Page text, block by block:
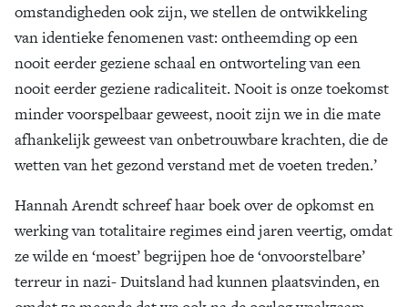
omstandigheden ook zijn, we stellen de ontwikkeling
van identieke fenomenen vast: ontheemding op een
nooit eerder geziene schaal en ontworteling van een
nooit eerder geziene radicaliteit. Nooit is onze toekomst
minder voorspelbaar geweest, nooit zijn we in die mate
afhankelijk geweest van onbetrouwbare krachten, die de
wetten van het gezond verstand met de voeten treden.’
Hannah Arendt schreef haar boek over de opkomst en
werking van totalitaire regimes eind jaren veertig, omdat
ze wilde en ‘moest’ begrijpen hoe de ‘onvoorstelbare’
terreur in nazi- Duitsland had kunnen plaatsvinden, en